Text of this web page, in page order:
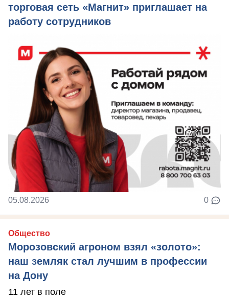
торговая сеть «Магнит» приглашает на
работу сотрудников
05.08.2026 0
Общество
Морозовский агроном взял «золото»:
наш земляк стал лучшим в профессии
на Дону
11 лет в поле